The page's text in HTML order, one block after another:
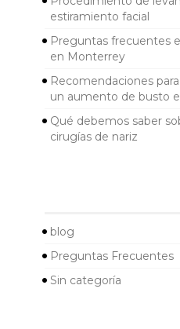
estiramiento facial
Preguntas frecuentes
en Monterrey
Recomendaciones
un aumento de busto
Qué debemos saber
cirugías de nariz
blog
Preguntas Frecuentes
Sin categoría